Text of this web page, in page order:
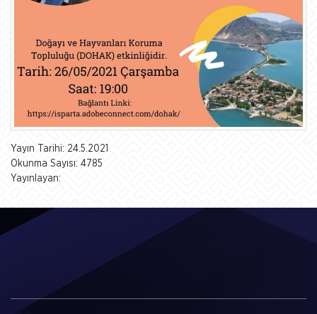
Yayın Tarihi: 24.5.2021
Okunma Sayısı: 4785
Yayınlayan: